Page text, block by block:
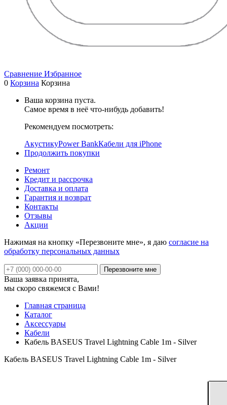
Сравнение Избранное
0 Корзина Корзина
Ваша корзина пуста.
Самое время в неё что-нибудь добавить!
Рекомендуем посмотреть:
АкустикуPower BankКабели для iPhone
Продолжить покупки
Ремонт
Кредит и рассрочка
Доставка и оплата
Гарантия и возврат
Контакты
Отзывы
Акции
Нажимая на кнопку «Перезвоните мне», я даю согласие на
обработку персональных данных
Ваша заявка принята,
мы скоро свяжемся с Вами!
Главная страница
Каталог
Аксессуары
Кабели
Кабель BASEUS Travel Lightning Cable 1m - Silver
Кабель BASEUS Travel Lightning Cable 1m - Silver